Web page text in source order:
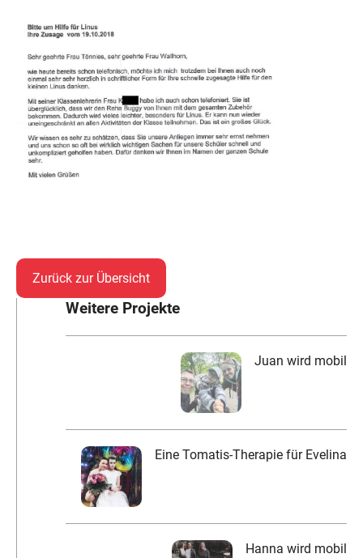
Zurück zur Übersicht
Weitere Projekte
Juan wird mobil
Eine Tomatis-Therapie für Evelina
Hanna wird mobil